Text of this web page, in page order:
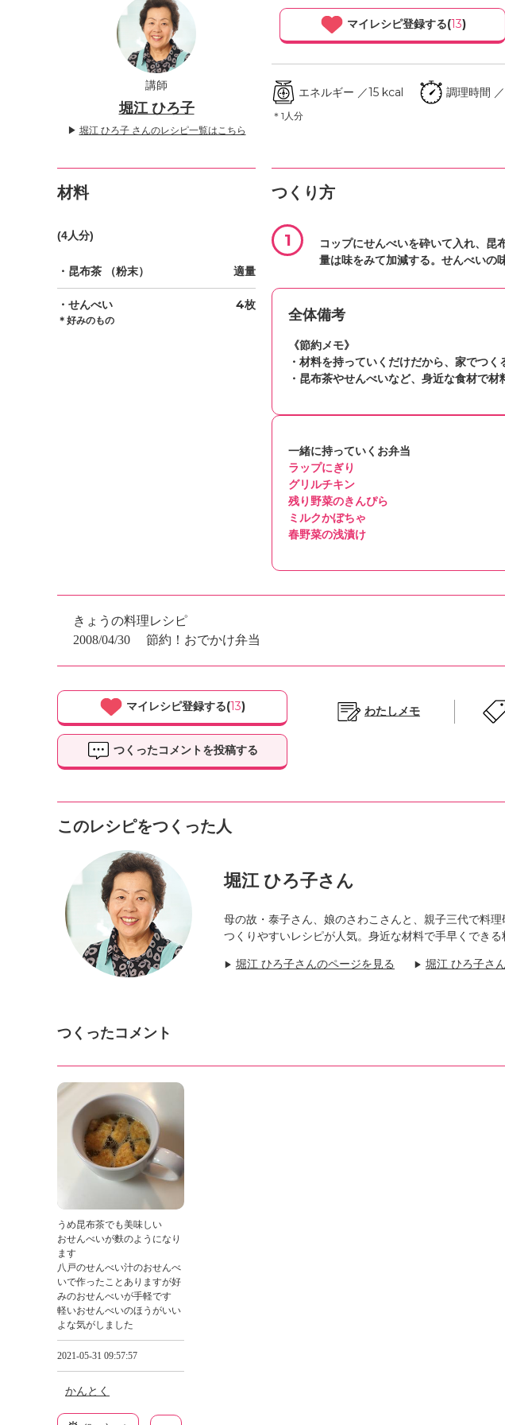
講師
堀江 ひろ子
▶ 堀江 ひろ子 さんのレシピ一覧はこちら
マイレシピ登録する(13)
エネルギー ／15 kcal
＊1人分
調理時間
材料
(4人分)
・昆布茶 （粉末） 適量
・せんべい 4枚
＊好みのもの
つくり方
1
コップにせんべいを砕いて入れ、昆
量は味をみて加減する。せんべいの
全体備考
《節約メモ》
・材料を持っていくだけだから、家でつく
・昆布茶やせんべいなど、身近な食材で材
一緒に持っていくお弁当
ラップにぎり
グリルチキン
残り野菜のきんぴら
ミルクかぼちゃ
春野菜の浅漬け
きょうの料理レシピ
2008/04/30
節約！おでかけ弁当
マイレシピ登録する(13)
つくったコメントを投稿する
わたしメモ
このレシピをつくった人
堀江 ひろ子さん
母の故・泰子さん、娘のさわこさんと、親子三代で料
つくりやすいレシピが人気。身近な材料で手早くできる
▶ 堀江 ひろ子さんのページを見る ▶ 堀江 ひろ子さ
つくったコメント
うめ昆布茶でも美味しい
おせんべいが麩のようになり
ます
八戸のせんべい汁のおせんべ
いで作ったことありますが好
みのおせんべいが手軽です
軽いおせんべいのほうがいい
よな気がしました
2021-05-31 09:57:57
かんとく